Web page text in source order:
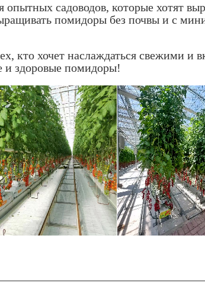
садоводов, которые хотят
помидоры без почвы и с
кто хочет наслаждаться свежими
и здоровые помидоры!